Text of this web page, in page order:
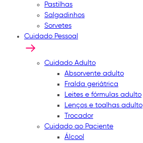
Pastilhas
Salgadinhos
Sorvetes
Cuidado Pessoal
Cuidado Adulto
Absorvente adulto
Fralda geriátrica
Leites e fórmulas adulto
Lenços e toalhas adulto
Trocador
Cuidado ao Paciente
Álcool